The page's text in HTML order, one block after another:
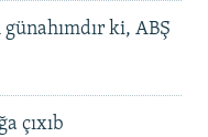
ki, ABŞ
çıxıb